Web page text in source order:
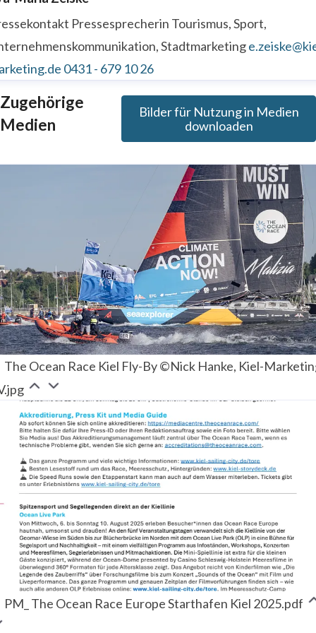
Pressesprecherin Tourismus, Sport,
Stadtmarketing
0431 - 679 10 26
Zugehörige
Medien
Bilder für Nutzung in Medien
downloaden
The Ocean Race Kiel Fly-By ©Nick Hanke, Kiel-
PM_ The Ocean Race Europe Starthafen Kiel 2025.pdf